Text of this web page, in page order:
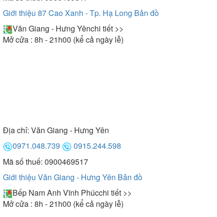
chữa hiệu quả.
Máy hút mùi Lorca sở hữu chế độ bảo hành dài hạn
II. Những lưu ý quan trọng khi mua
Giới thiệu 87 Cao Xanh - Tp. Hạ Long Bản đồ
Văn Giang - Hưng Yênchi tiết >>
Mở cửa : 8h - 21h00 (kể cả ngày lễ)
Địa chỉ: Văn Giang - Hưng Yên
0971.048.739
0915.244.598
Mã số thuế: 0900469517
Giới thiệu Văn Giang - Hưng Yên Bản đồ
Bếp Nam Anh Vĩnh Phúcchi tiết >>
Mở cửa : 8h - 21h00 (kể cả ngày lễ)